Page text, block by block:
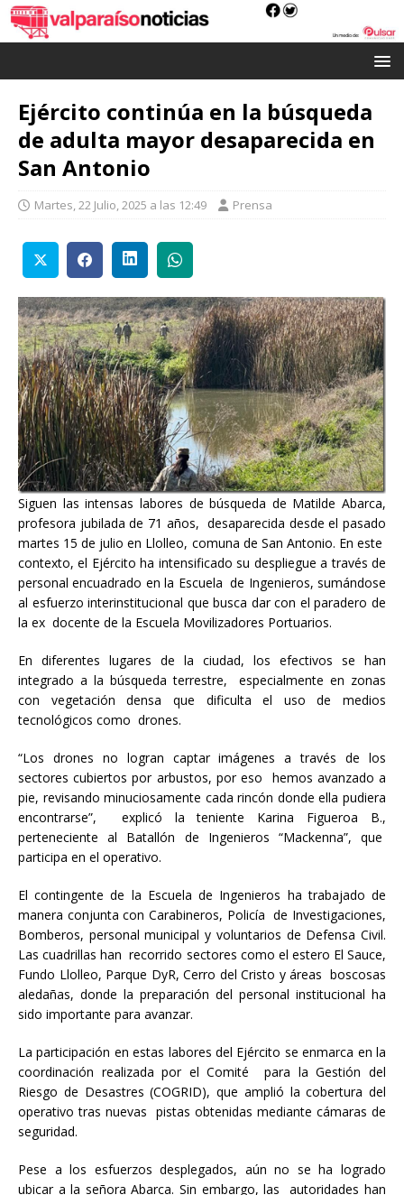
Ejército continúa en la búsqueda
de adulta mayor desaparecida en
San Antonio
Martes, 22 Julio, 2025 a las 12:49 Prensa
Siguen las intensas labores de búsqueda de Matilde Abarca,
profesora jubilada de 71 años, desaparecida desde el pasado
martes 15 de julio en Llolleo, comuna de San Antonio. En este
contexto, el Ejército ha intensificado su despliegue a través de
personal encuadrado en la Escuela de Ingenieros, sumándose
al esfuerzo interinstitucional que busca dar con el paradero de
la ex docente de la Escuela Movilizadores Portuarios.
En diferentes lugares de la ciudad, los efectivos se han
integrado a la búsqueda terrestre, especialmente en zonas
con vegetación densa que dificulta el uso de medios
tecnológicos como drones.
“Los drones no logran captar imágenes a través de los
sectores cubiertos por arbustos, por eso hemos avanzado a
pie, revisando minuciosamente cada rincón donde ella pudiera
encontrarse”, explicó la teniente Karina Figueroa B.,
perteneciente al Batallón de Ingenieros “Mackenna”, que
participa en el operativo.
El contingente de la Escuela de Ingenieros ha trabajado de
manera conjunta con Carabineros, Policía de Investigaciones,
Bomberos, personal municipal y voluntarios de Defensa Civil.
Las cuadrillas han recorrido sectores como el estero El Sauce,
Fundo Llolleo, Parque DyR, Cerro del Cristo y áreas boscosas
aledañas, donde la preparación del personal institucional ha
sido importante para avanzar.
La participación en estas labores del Ejército se enmarca en la
coordinación realizada por el Comité para la Gestión del
Riesgo de Desastres (COGRID), que amplió la cobertura del
operativo tras nuevas pistas obtenidas mediante cámaras de
seguridad.
Pese a los esfuerzos desplegados, aún no se ha logrado
ubicar a la señora Abarca. Sin embargo, las autoridades han